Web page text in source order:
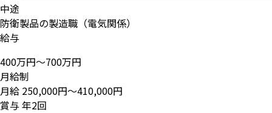
中途
防衛製品の製造職（電気関係）
給与
400万円～700万円
月給制
月給 250,000円～410,000円
賞与 年2回